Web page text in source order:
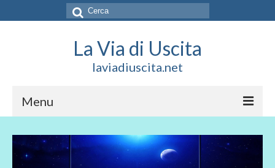
Cerca:
La Via di Uscita
laviadiuscita.net
Menu
HOME
CHI SIAMO